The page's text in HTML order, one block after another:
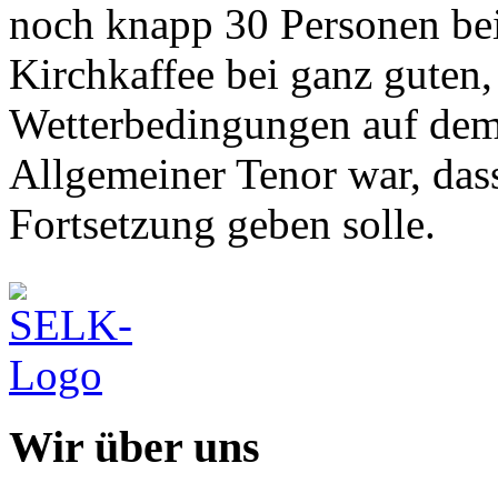
noch knapp 30 Personen
Kirchkaffee bei ganz
Wetterbedingungen auf
Allgemeiner Tenor war,
Fortsetzung geben solle.
Wir über uns